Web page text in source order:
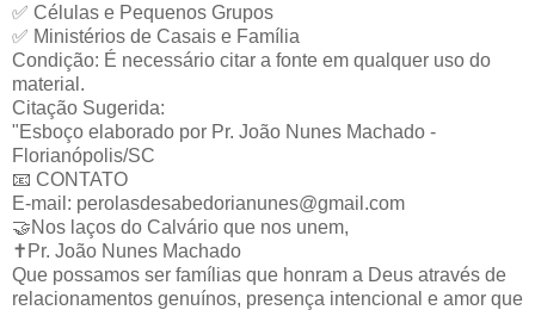
✅ Células e Pequenos Grupos
✅ Ministérios de Casais e Família
Condição: É necessário citar a fonte em qualquer uso do
material.
Citação Sugerida:
"Esboço elaborado por Pr. João Nunes Machado -
Florianópolis/SC
📧 CONTATO
E-mail: perolasdesabedorianunes@gmail.com
🤝Nos laços do Calvário que nos unem,
✝️Pr. João Nunes Machado
Que possamos ser famílias que honram a Deus através de
relacionamentos genuínos, presença intencional e amor que